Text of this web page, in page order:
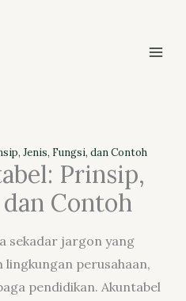
Jenis, Fungsi, dan Contoh
Prinsip,
Contoh
sekadar jargon yang
perusahaan,
pendidikan. Akuntabel